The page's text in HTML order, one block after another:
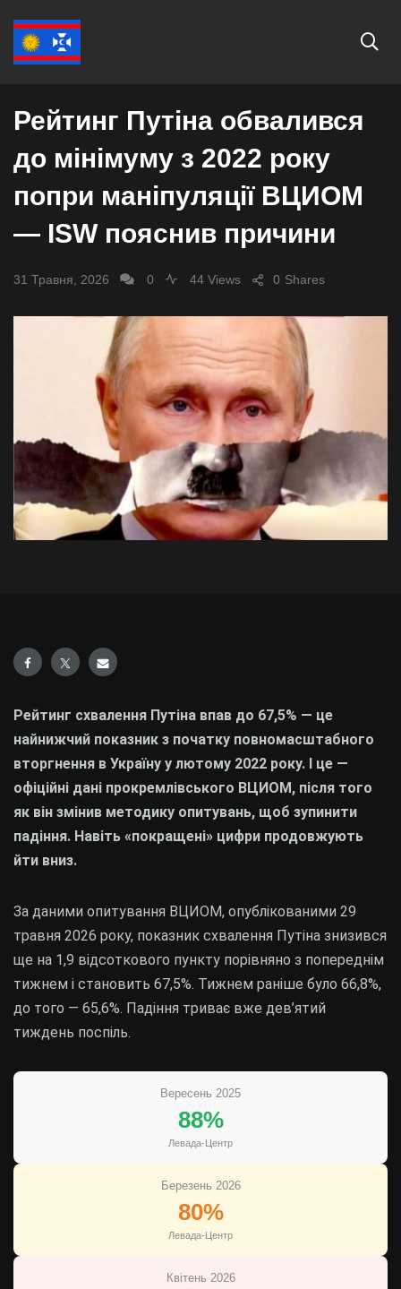
СВІТ
Рейтинг Путіна обвалився
до мінімуму з 2022 року
попри маніпуляції ВЦИОМ
— ISW пояснив причини
31 Травня, 2026 0 44 Views Shares
0
Рейтинг схвалення Путіна впав до 67,5% — це
найнижчий показник з початку повномасштабного
вторгнення в Україну у лютому 2022 року. І це —
офіційні дані прокремлівського ВЦИОМ, після того
як він змінив методику опитувань, щоб зупинити
падіння. Навіть «покращені» цифри продовжують
йти вниз.
За даними опитування ВЦИОМ, опублікованими 29
травня 2026 року, показник схвалення Путіна знизився
ще на 1,9 відсоткового пункту порівняно з попереднім
тижнем і становить 67,5%. Тижнем раніше було 66,8%,
до того — 65,6%. Падіння триває вже дев’ятий
тиждень поспіль.
Вересень 2025
88%
Левада-Центр
Березень 2026
80%
Левада-Центр
Квітень 2026